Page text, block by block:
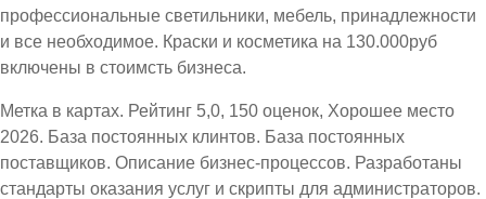
профессиональные светильники, мебель, принадлежности
и все необходимое. Краски и косметика на 130.000руб
включены в стоимсть бизнеса.
Метка в картах. Рейтинг 5,0, 150 оценок, Хорошее место
2026. База постоянных клинтов. База постоянных
поставщиков. Описание бизнес-процессов. Разработаны
стандарты оказания услуг и скрипты для администраторов.